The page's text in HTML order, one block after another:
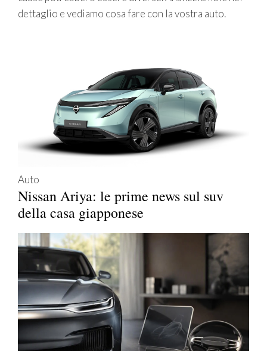
dettaglio e vediamo cosa fare con la vostra auto.
Auto
Nissan Ariya: le prime news sul suv
della casa giapponese